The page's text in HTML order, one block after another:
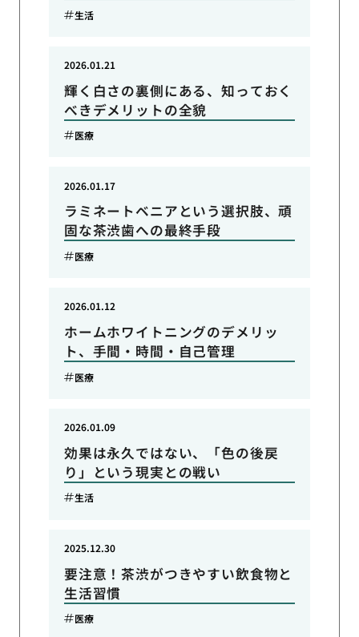
生活
輝く白さの裏側にある、知っておく
べきデメリットの全貌
2026.01.21
医療
ラミネートベニアという選択肢、頑
固な茶渋歯への最終手段
2026.01.17
医療
ホームホワイトニングのデメリッ
ト、手間・時間・自己管理
2026.01.12
医療
効果は永久ではない、「色の後戻
り」という現実との戦い
2026.01.09
生活
要注意！茶渋がつきやすい飲食物と
生活習慣
2025.12.30
医療